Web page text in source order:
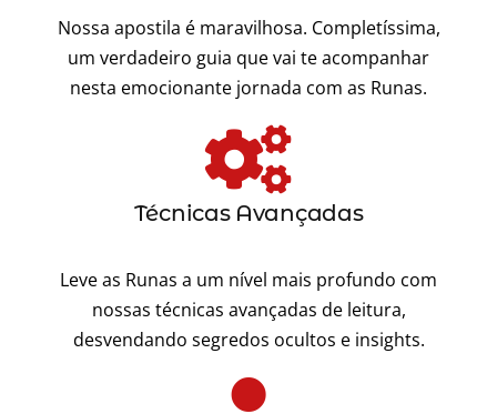
Nossa apostila é maravilhosa. Completíssima,
um verdadeiro guia que vai te acompanhar
nesta emocionante jornada com as Runas.
Técnicas Avançadas
Leve as Runas a um nível mais profundo com
nossas técnicas avançadas de leitura,
desvendando segredos ocultos e insights.